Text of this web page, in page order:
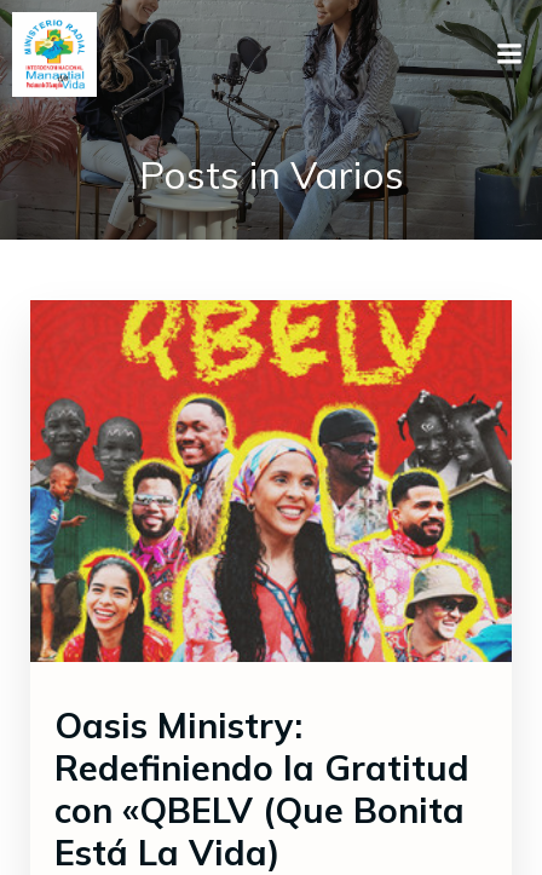
Posts in Varios
Oasis Ministry:
Redefiniendo la Gratitud
con «QBELV (Que Bonita
Está La Vida)